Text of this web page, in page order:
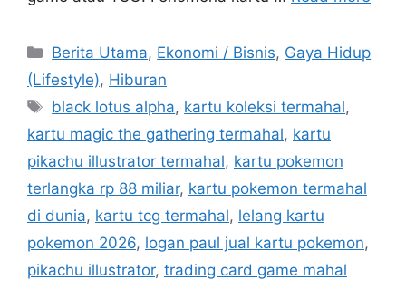
C
a
e
g
o
r
i
s
Berita Utama, Ekonomi / Bisnis, Gaya Hidup
(Lifestyle), Hiburan
T
a
s
black lotus alpha, kartu koleksi termahal,
kartu magic the gathering termahal, kartu
pikachu illustrator termahal, kartu pokemon
terlangka rp 88 miliar, kartu pokemon termahal
di dunia, kartu tcg termahal, lelang kartu
pokemon 2026, logan paul jual kartu pokemon,
pikachu illustrator, trading card game mahal